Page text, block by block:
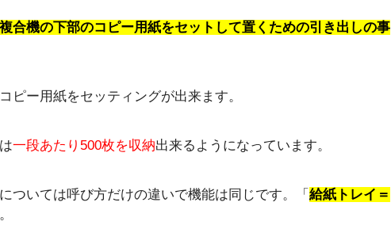
合機の下部のコピー用紙をセットして置くための引き出しの事
ピー用紙をセッティングが出来ます。
一段あたり500枚を収納出来るようになっています。
ついては呼び方だけの違いで機能は同じです。「 給紙トレイ＝